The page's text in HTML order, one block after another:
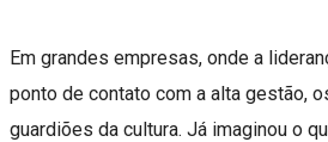
Em grandes empresas, onde a
ponto de contato com a alta gestão,
guardiões da cultura. Já imaginou o